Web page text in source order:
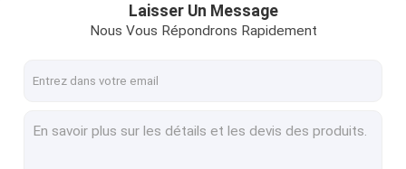
Laisser Un Message
Nous Vous Répondrons Rapidement